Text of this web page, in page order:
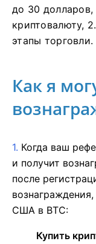
до 30 долларов,
криптовалюту,
этапы торговли.
Как я
1. Когда ваш
и получит
после
США в BTC:
Купить